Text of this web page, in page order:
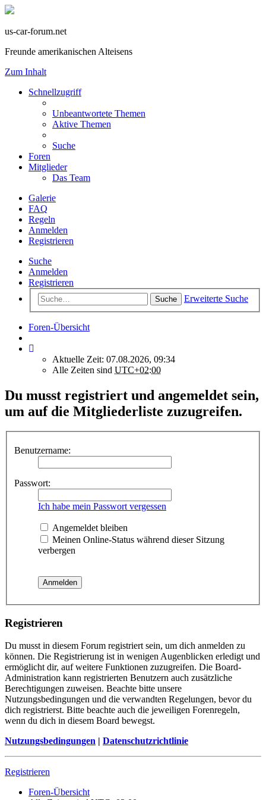
us-car-forum.net
Freunde amerikanischen Alteisens
Zum Inhalt
Schnellzugriff
Unbeantwortete Themen
Aktive Themen
Suche
Foren
Mitglieder
Das Team
Galerie
FAQ
Regeln
Anmelden
Registrieren
Suche
Anmelden
Registrieren
Suche Erweiterte Suche
Foren-Übersicht
Aktuelle Zeit: 07.08.2026, 09:34
Alle Zeiten sind UTC+02:00
Du musst registriert und angemeldet sein,
um auf die Mitgliederliste zuzugreifen.
Benutzername:
Passwort:
Ich habe mein Passwort vergessen
Angemeldet bleiben
Meinen Online-Status während dieser Sitzung
verbergen
Registrieren
Du musst in diesem Forum registriert sein, um dich anmelden zu
können. Die Registrierung ist in wenigen Augenblicken erledigt und
ermöglicht dir, auf weitere Funktionen zuzugreifen. Die Board-
Administration kann registrierten Benutzern auch zusätzliche
Berechtigungen zuweisen. Beachte bitte unsere
Nutzungsbedingungen und die verwandten Regelungen, bevor du
dich registrierst. Bitte beachte auch die jeweiligen Forenregeln,
wenn du dich in diesem Board bewegst.
Nutzungsbedingungen | Datenschutzrichtlinie
Registrieren
Foren-Übersicht